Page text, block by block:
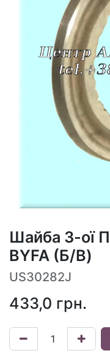
Шайба 3-ої
BYFA (Б/В)
US30282J
433,0 грн.